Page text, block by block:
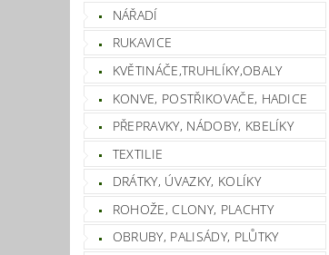
NÁŘADÍ
RUKAVICE
KVĚTINÁČE,TRUHLÍKY,OBALY
KONVE, POSTŘIKOVAČE, HADICE
PŘEPRAVKY, NÁDOBY, KBELÍKY
TEXTILIE
DRÁTKY, ÚVAZKY, KOLÍKY
ROHOŽE, CLONY, PLACHTY
OBRUBY, PALISÁDY, PLŮTKY